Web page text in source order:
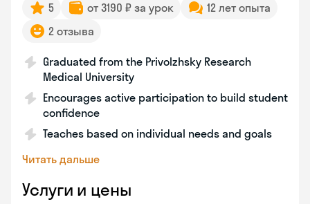
5 от 3190 ₽ за урок
12 лет опыта
2 отзыва
Graduated from the Privolzhsky Research
Medical University
Encourages active participation to build student
confidence
Teaches based on individual needs and goals
Читать дальше
Услуги и цены